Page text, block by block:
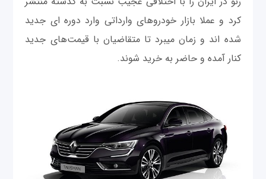
کرد و عملا بازار خودروهای وارداتی وارد دوره ای جدید
شده اند و زمان میبرد تا متقاضیان با قیمت‌های جدید
کنار آمده و حاضر به خرید شوند.